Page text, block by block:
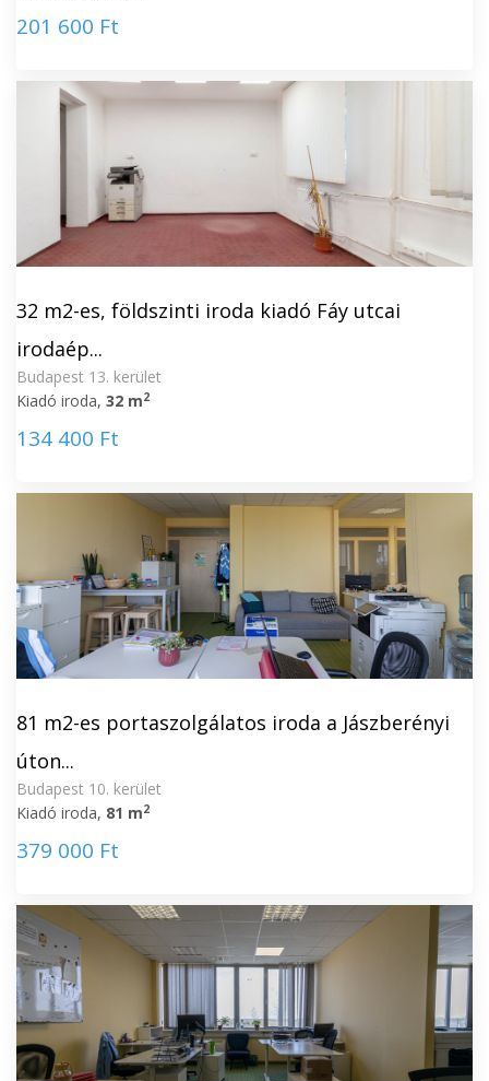
201 600 Ft
32 m2-es, földszinti iroda kiadó Fáy utcai
irodaép...
Budapest 13. kerület
Kiadó iroda, 32 m2
134 400 Ft
81 m2-es portaszolgálatos iroda a Jászberényi
úton...
Budapest 10. kerület
Kiadó iroda, 81 m2
379 000 Ft